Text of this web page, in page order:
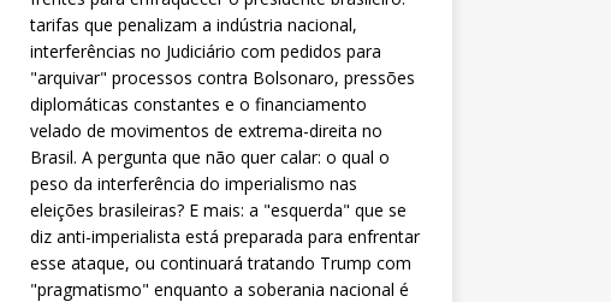
tarifas que penalizam a indústria nacional,
interferências no Judiciário com pedidos para
"arquivar" processos contra Bolsonaro, pressões
diplomáticas constantes e o financiamento
velado de movimentos de extrema-direita no
Brasil. A pergunta que não quer calar: o qual o
peso da interferência do imperialismo nas
eleições brasileiras? E mais: a "esquerda" que se
diz anti-imperialista está preparada para enfrentar
esse ataque, ou continuará tratando Trump com
"pragmatismo" enquanto a soberania nacional é